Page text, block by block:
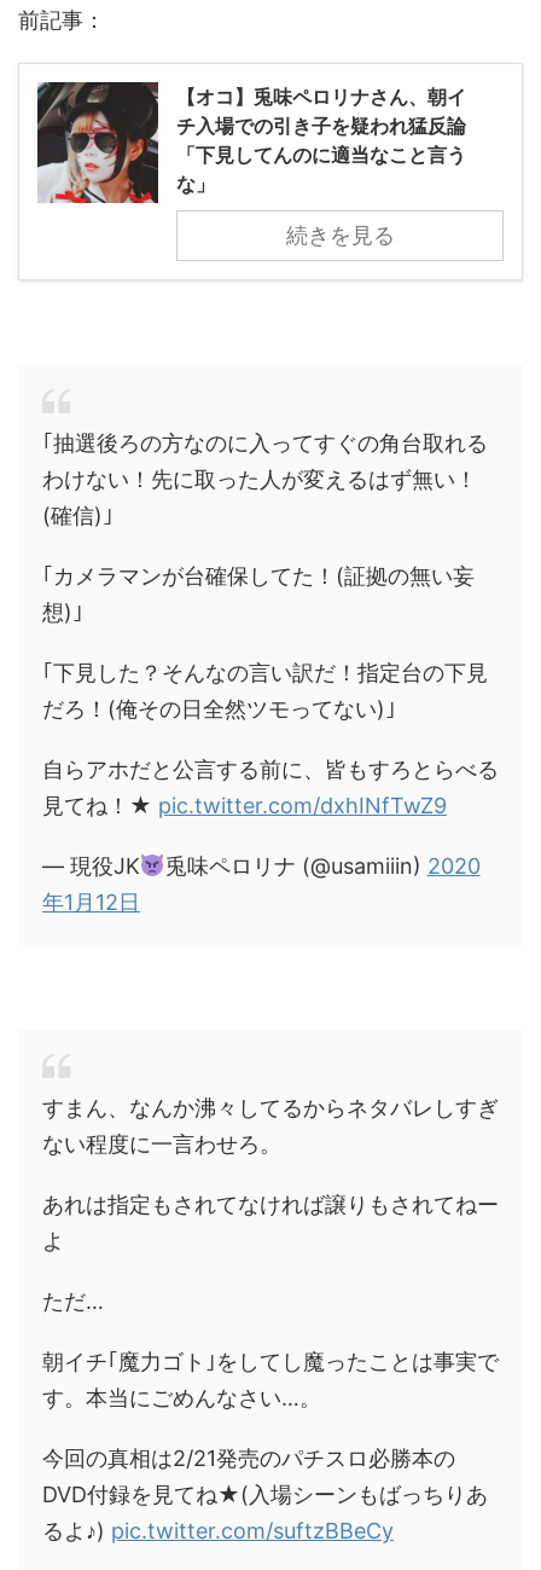
前記事：
【オコ】兎味ペロリナさん、朝イ
チ入場での引き子を疑われ猛反論
「下見してんのに適当なこと言う
な」
続きを見る
｢抽選後ろの方なのに入ってすぐの角台取れる
わけない！先に取った人が変えるはず無い！
(確信)｣
｢カメラマンが台確保してた！(証拠の無い妄
想)｣
｢下見した？そんなの言い訳だ！指定台の下見
だろ！(俺その日全然ツモってない)｣
自らアホだと公言する前に、皆もすろとらべる
見てね！★ pic.twitter.com/dxhINfTwZ9
— 現役JK 兎味ペロリナ (@usamiiin) 2020
年1月12日
すまん、なんか沸々してるからネタバレしすぎ
ない程度に一言わせろ。
あれは指定もされてなければ譲りもされてねー
よ
ただ…
朝イチ｢魔力ゴト｣をしてし魔ったことは事実で
す。本当にごめんなさい…。
今回の真相は2/21発売のパチスロ必勝本の
DVD付録を見てね★(入場シーンもばっちりあ
るよ♪) pic.twitter.com/suftzBBeCy